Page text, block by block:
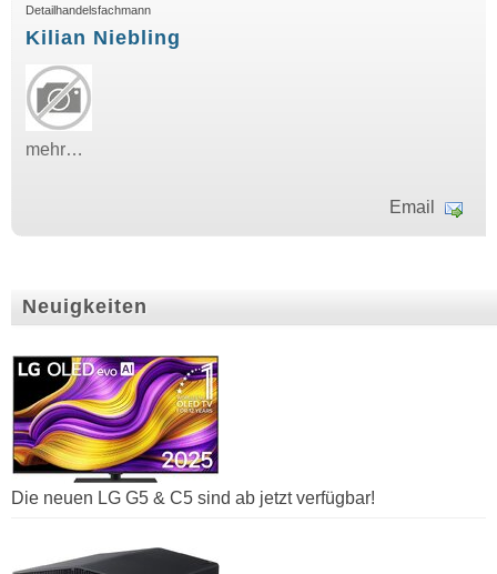
Detailhandelsfachmann
Kilian Niebling
mehr…
Email
Neuigkeiten
Die neuen LG G5 & C5 sind ab jetzt verfügbar!